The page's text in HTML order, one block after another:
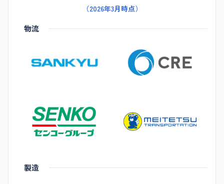
（2026年3月時点）
物流
製造